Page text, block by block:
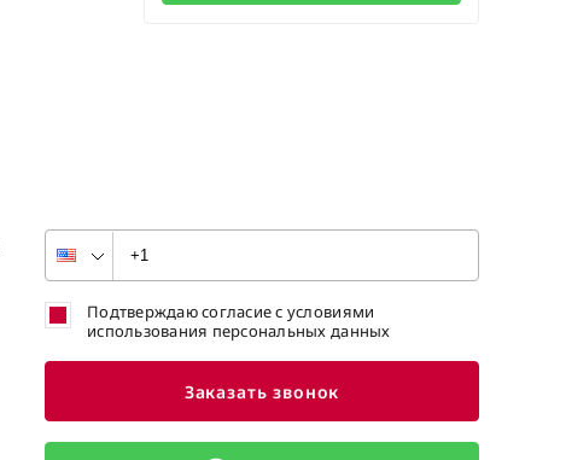
Подтверждаю согласие с условиями
использования персональных данных
Заказать звонок